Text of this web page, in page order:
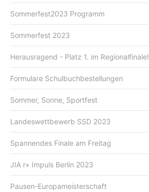
Sommerfest2023 Programm
Sommerfest 2023
Herausragend - Platz 1. im Regionalfinale!
Formulare Schulbuchbestellungen
Sommer, Sonne, Sportfest
Landeswettbewerb SSD 2023
Spannendes Finale am Freitag
JIA r+ Impuls Berlin 2023
Pausen-Europameisterschaft